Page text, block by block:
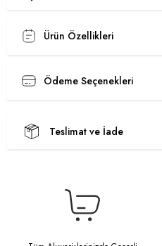
Ürün Özellikleri
Ödeme Seçenekleri
Teslimat ve İade